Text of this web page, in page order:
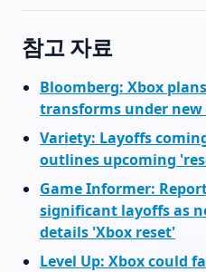
참고 자료
Bloomberg: Xbox
transforms under new
Variety: Layoffs
outlines upcoming
Game Informer:
significant layoffs as
details 'Xbox reset'
Level Up: Xbox could